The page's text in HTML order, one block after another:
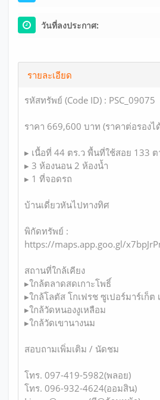
วันที่ลงประกาศ:
รายละเอียด
รหัสทรัพย์ (Code ID) : PSC_09075
ราคา 669,600 บาท (ราคาต่อรองไ
▸ เนื้อที่ 44 ตร.ว พื้นที่ใช้สอย 133 ต
▸ 3 ห้องนอน 2 ห้องน้ำ
▸ 1 ที่จอดรถ
บ้านเดี่ยวหันไปทางทิศ
พิกัดทรัพย์ :
https://maps.app.goo.gl/
สถานที่ใกล้เคียง
▸ใกล้ตลาดสดเกาะโพธิ์
▸ใกล้โลตัส โกเฟรช ซูเปอร์มาร์เก็ต
▸ใกล้วัดหนองงูเหลือม
▸ใกล้วัดเขานางนม
สอบถามเพิ่มเติม / นัดชม
โทร. 097-419-5982(พลอย)
โทร. 096-932-4624(ออมสิน)